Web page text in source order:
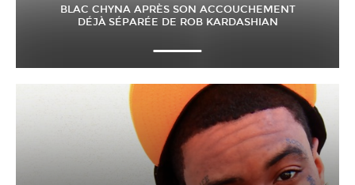
BLAC CHYNA APRÈS SON ACCOUCHEMENT
DÉJÀ SÉPARÉE DE ROB KARDASHIAN